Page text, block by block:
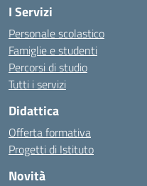
I Servizi
Personale scolastico
Famiglie e studenti
Percorsi di studio
Tutti i servizi
Didattica
Offerta formativa
Progetti di Istituto
Novità